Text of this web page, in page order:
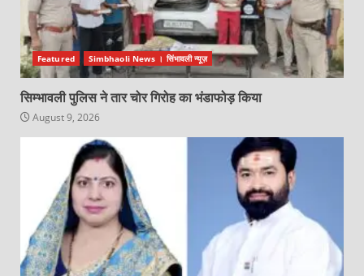
Featured Simbhaoli News । सिंभावली न्यूज़
सिम्भावली पुलिस ने तार चोर गिरोह का भंडाफोड़ किया
August 9, 2026